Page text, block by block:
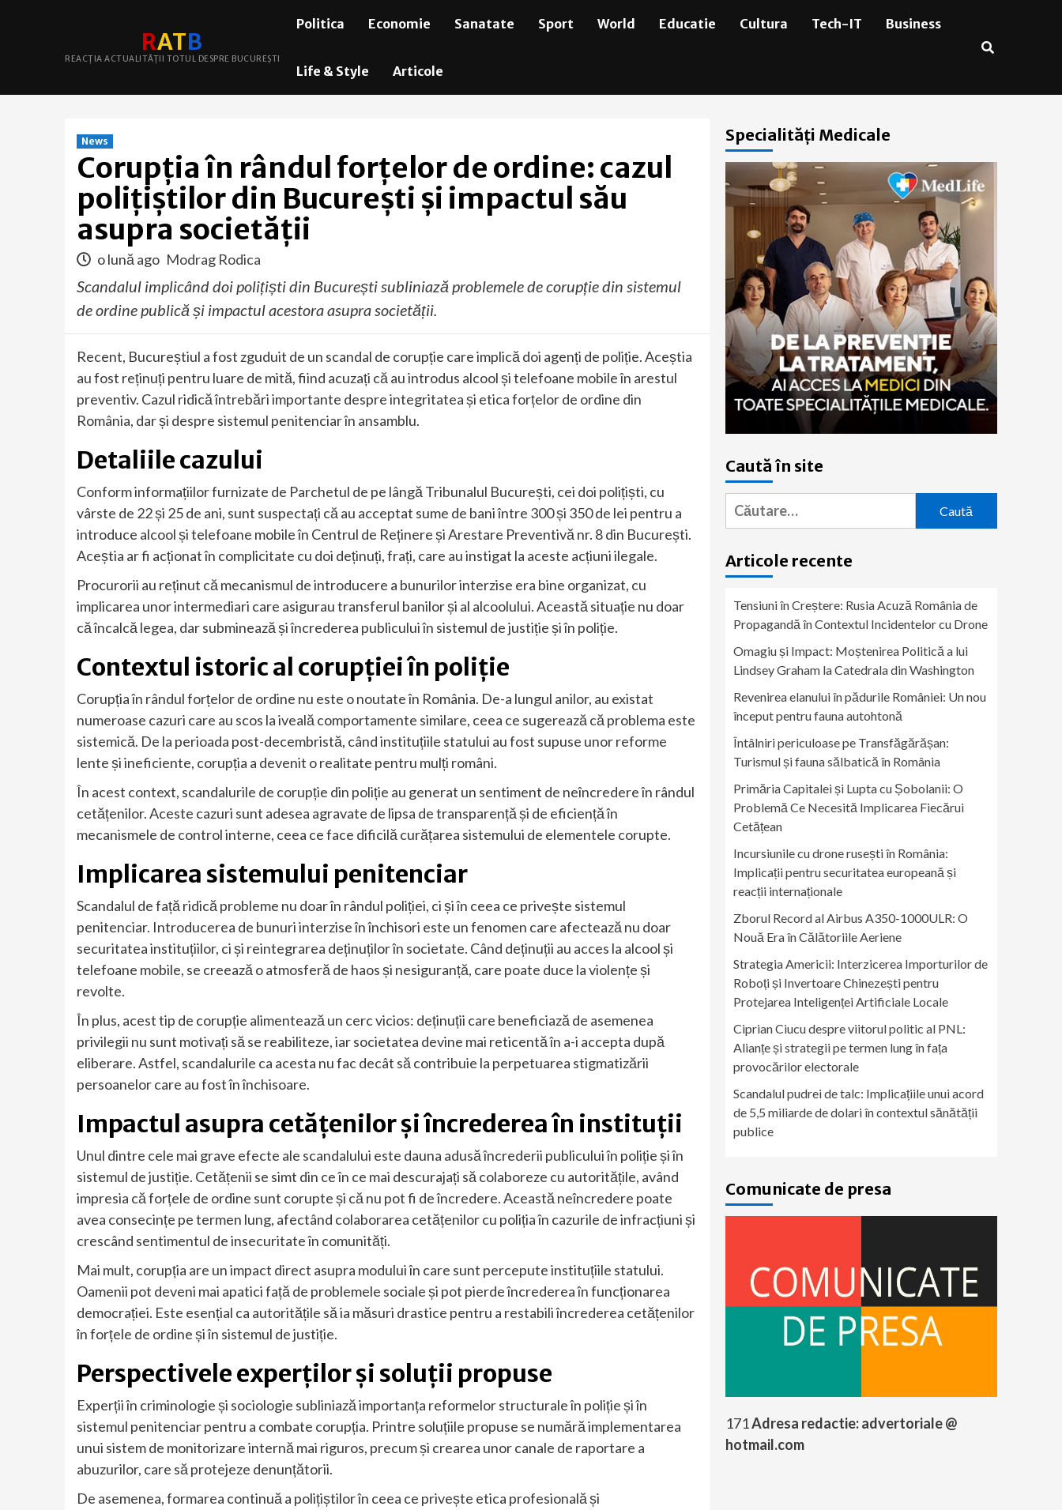
RATB
REACȚIA ACTUALITĂȚII TOTUL DESPRE BUCUREȘTI
Politica Economie Sanatate Sport World Educatie Cultura Tech-IT Business
Life & Style Articole
News
Corupția în rândul forțelor de ordine: cazul
polițiștilor din București și impactul său
asupra societății
o lună ago Modrag Rodica
Scandalul implicând doi polițiști din București subliniază problemele de corupție din sistemul
de ordine publică și impactul acestora asupra societății.
Recent, Bucureștiul a fost zguduit de un scandal de corupție care implică doi agenți de poliție. Aceștia
au fost reținuți pentru luare de mită, fiind acuzați că au introdus alcool și telefoane mobile în arestul
preventiv. Cazul ridică întrebări importante despre integritatea și etica forțelor de ordine din
România, dar și despre sistemul penitenciar în ansamblu.
Detaliile cazului
Conform informațiilor furnizate de Parchetul de pe lângă Tribunalul București, cei doi polițiști, cu
vârste de 22 și 25 de ani, sunt suspectați că au acceptat sume de bani între 300 și 350 de lei pentru a
introduce alcool și telefoane mobile în Centrul de Reținere și Arestare Preventivă nr. 8 din București.
Aceștia ar fi acționat în complicitate cu doi deținuți, frați, care au instigat la aceste acțiuni ilegale.
Procurorii au reținut că mecanismul de introducere a bunurilor interzise era bine organizat, cu
implicarea unor intermediari care asigurau transferul banilor și al alcoolului. Această situație nu doar
că încalcă legea, dar subminează și încrederea publicului în sistemul de justiție și în poliție.
Contextul istoric al corupției în poliție
Corupția în rândul forțelor de ordine nu este o noutate în România. De-a lungul anilor, au existat
numeroase cazuri care au scos la iveală comportamente similare, ceea ce sugerează că problema este
sistemică. De la perioada post-decembristă, când instituțiile statului au fost supuse unor reforme
lente și ineficiente, corupția a devenit o realitate pentru mulți români.
În acest context, scandalurile de corupție din poliție au generat un sentiment de neîncredere în rândul
cetățenilor. Aceste cazuri sunt adesea agravate de lipsa de transparență și de eficiență în
mecanismele de control interne, ceea ce face dificilă curățarea sistemului de elementele corupte.
Implicarea sistemului penitenciar
Scandalul de față ridică probleme nu doar în rândul poliției, ci și în ceea ce privește sistemul
penitenciar. Introducerea de bunuri interzise în închisori este un fenomen care afectează nu doar
securitatea instituțiilor, ci și reintegrarea deținuților în societate. Când deținuții au acces la alcool și
telefoane mobile, se creează o atmosferă de haos și nesiguranță, care poate duce la violențe și
revolte.
În plus, acest tip de corupție alimentează un cerc vicios: deținuții care beneficiază de asemenea
privilegii nu sunt motivați să se reabiliteze, iar societatea devine mai reticentă în a-i accepta după
eliberare. Astfel, scandalurile ca acesta nu fac decât să contribuie la perpetuarea stigmatizării
persoanelor care au fost în închisoare.
Impactul asupra cetățenilor și încrederea în instituții
Unul dintre cele mai grave efecte ale scandalului este dauna adusă încrederii publicului în poliție și în
sistemul de justiție. Cetățenii se simt din ce în ce mai descurajați să colaboreze cu autoritățile, având
impresia că forțele de ordine sunt corupte și că nu pot fi de încredere. Această neîncredere poate
avea consecințe pe termen lung, afectând colaborarea cetățenilor cu poliția în cazurile de infracțiuni și
crescând sentimentul de insecuritate în comunități.
Mai mult, corupția are un impact direct asupra modului în care sunt percepute instituțiile statului.
Oamenii pot deveni mai apatici față de problemele sociale și pot pierde încrederea în funcționarea
democrației. Este esențial ca autoritățile să ia măsuri drastice pentru a restabili încrederea cetățenilor
în forțele de ordine și în sistemul de justiție.
Perspectivele experților și soluții propuse
Experții în criminologie și sociologie subliniază importanța reformelor structurale în poliție și în
sistemul penitenciar pentru a combate corupția. Printre soluțiile propuse se numără implementarea
unui sistem de monitorizare internă mai riguros, precum și crearea unor canale de raportare a
abuzurilor, care să protejeze denunțătorii.
De asemenea, formarea continuă a polițiștilor în ceea ce privește etica profesională și
Specialități Medicale
Caută în site
Caută
după:
Articole recente
Tensiuni în Creștere: Rusia Acuză România de
Propagandă în Contextul Incidentelor cu Drone
Omagiu și Impact: Moștenirea Politică a lui
Lindsey Graham la Catedrala din Washington
Revenirea elanului în pădurile României: Un nou
început pentru fauna autohtonă
Întâlniri periculoase pe Transfăgărășan:
Turismul și fauna sălbatică în România
Primăria Capitalei și Lupta cu Șobolanii: O
Problemă Ce Necesită Implicarea Fiecărui
Cetățean
Incursiunile cu drone rusești în România:
Implicații pentru securitatea europeană și
reacții internaționale
Zborul Record al Airbus A350-1000ULR: O
Nouă Era în Călătoriile Aeriene
Strategia Americii: Interzicerea Importurilor de
Roboți și Invertoare Chinezești pentru
Protejarea Inteligenței Artificiale Locale
Ciprian Ciucu despre viitorul politic al PNL:
Alianțe și strategii pe termen lung în fața
provocărilor electorale
Scandalul pudrei de talc: Implicațiile unui acord
de 5,5 miliarde de dolari în contextul sănătății
publice
Comunicate de presa
171Adresa redactie: advertoriale @
hotmail.com